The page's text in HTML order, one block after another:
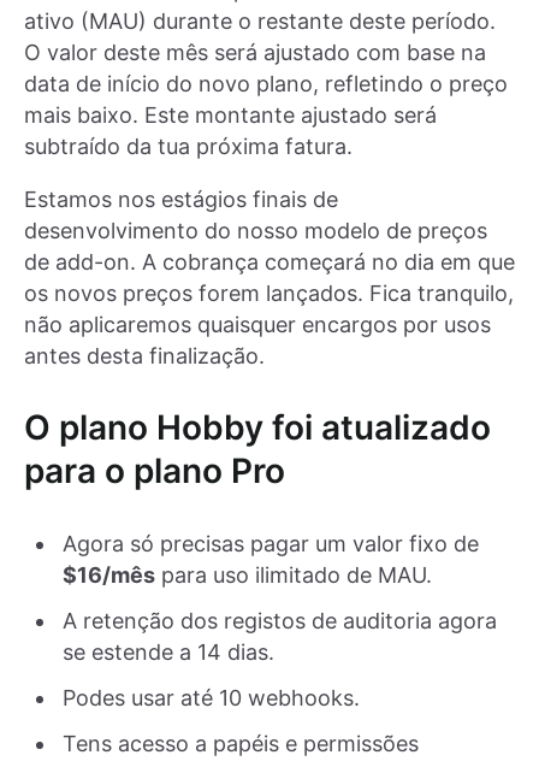
ativo (MAU) durante o restante deste período.
O valor deste mês será ajustado com base na
data de início do novo plano, refletindo o preço
mais baixo. Este montante ajustado será
subtraído da tua próxima fatura.
Estamos nos estágios finais de
desenvolvimento do nosso modelo de preços
de add-on. A cobrança começará no dia em que
os novos preços forem lançados. Fica tranquilo,
não aplicaremos quaisquer encargos por usos
antes desta finalização.
O plano Hobby foi atualizado
para o plano Pro
Agora só precisas pagar um valor fixo de
$16/mês para uso ilimitado de MAU.
A retenção dos registos de auditoria agora
se estende a 14 dias.
Podes usar até 10 webhooks.
Tens acesso a papéis e permissões